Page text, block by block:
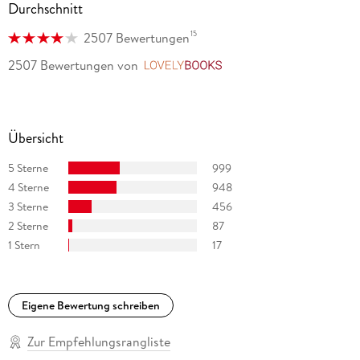
Durchschnitt
2507 Bewertungen15
2507 Bewertungen von
Übersicht
5 Sterne
999
4 Sterne
948
3 Sterne
456
2 Sterne
87
1 Stern
17
Eigene Bewertung schreiben
Zur Empfehlungsrangliste